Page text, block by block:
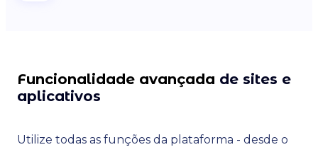
Funcionalidade avançada de sites e
aplicativos
Utilize todas as funções da plataforma - desde o